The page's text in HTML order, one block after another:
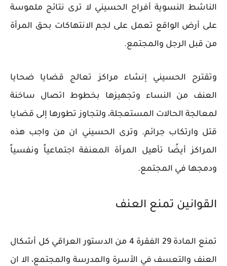
الناشط النسوية أفراح الحسيني لا ترى نتائج ملموسة
على أرض الواقع تعمل على لجم الانتهاكات بحق المرأة
من قبل الرجل والمجتمع.
وتقترح الحسيني إنشاء مراكز تعالج قضايا ضحايا
العنف من النساء وتجهيزها بخطوط اتصال ساخنة
لمعالجة الحالات المستعجلة، ولتجاوز تطورها إلى قضايا
قتل وارتكاب جرائم. وترى الحسيني ان من واجب هذه
المراكز أيضًا تأهيل المرأة المعنفة اجتماعياً ونفسياً
ودمجها في المجتمع.
القوانين تمنع العنف
تمنع المادة 29 الفقرة 4 من الدستور العراقي كل أشكال
العنف والتعسف في الأسرة والمدرسة والمجتمع، الا ان